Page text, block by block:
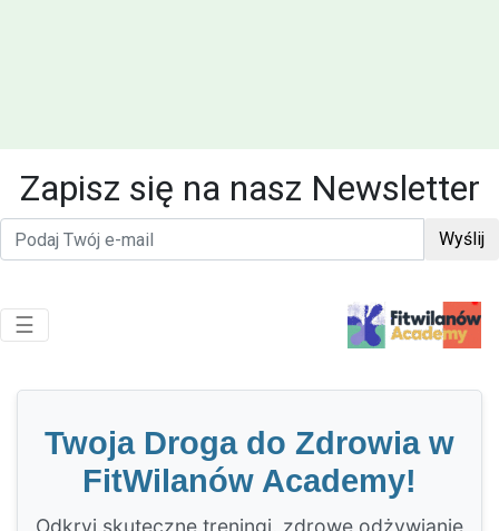
Zapisz się na nasz Newsletter
Wyślij
Toggle navigation
☰
Twoja Droga do Zdrowia w
FitWilanów Academy!
Odkryj skuteczne treningi, zdrowe odżywianie